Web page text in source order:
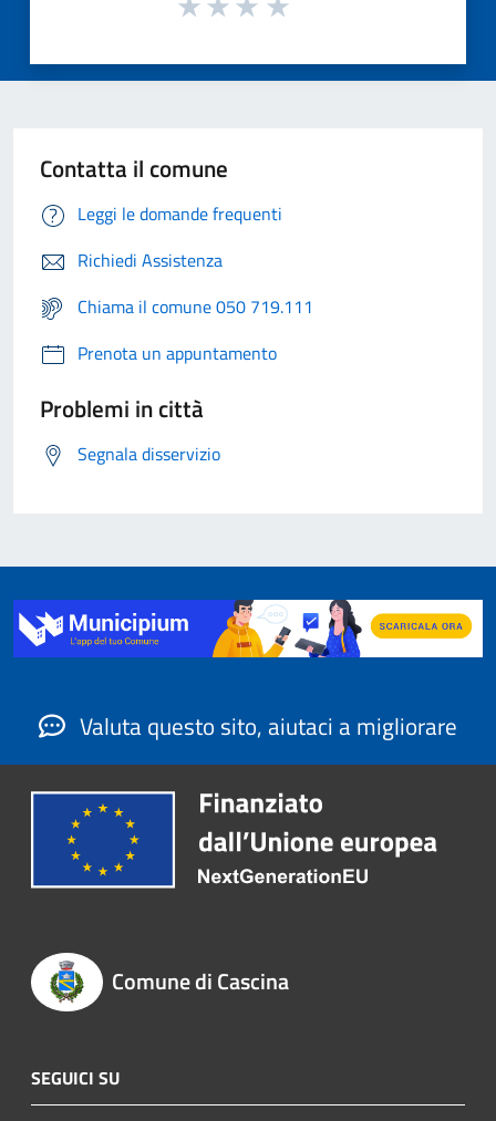
Contatta il comune
Leggi le domande frequenti
Richiedi Assistenza
Chiama il comune 050 719.111
Prenota un appuntamento
Problemi in città
Segnala disservizio
Valuta questo sito, aiutaci a migliorare
Comune di Cascina
SEGUICI SU